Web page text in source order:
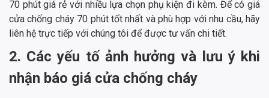
70 phút giá rẻ với nhiều lựa chọn phụ kiện đi kèm. Để có giá
cửa chống cháy 70 phút tốt nhất và phù hợp với nhu cầu, hãy
liên hệ trực tiếp với chúng tôi để được tư vấn chi tiết.
2. Các yếu tố ảnh hưởng và lưu ý khi
nhận báo giá cửa chống cháy